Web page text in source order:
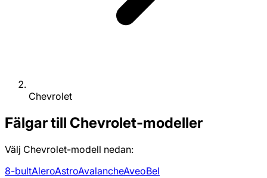
Chevrolet
Fälgar till Chevrolet-modeller
Välj Chevrolet-modell nedan:
8-bultAleroAstroAvalancheAveoBel